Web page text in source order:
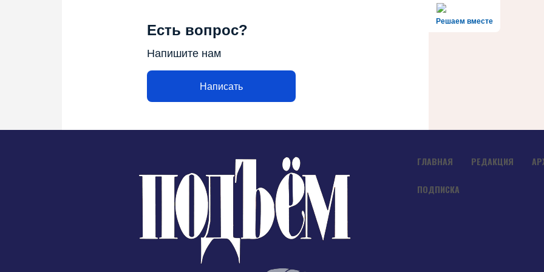
Решаем вместе
Есть вопрос?
Напишите нам
Написать
ГЛАВНАЯ РЕДАКЦИЯ
ПОДПИСКА